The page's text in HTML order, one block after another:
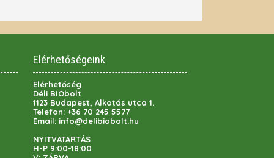
Elérhetőségeink
Elérhetőség
Déli BIObolt
1123 Budapest, Alkotás utca 1.
Telefon: +36 70 245 5577
Email: info@delibiobolt.hu
NYITVATARTÁS
H-P 9:00-18:00